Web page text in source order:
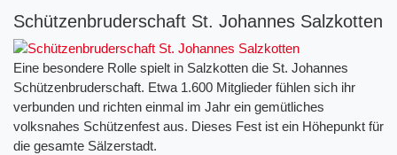
Schützenbruderschaft St. Johannes Salzkotten
Eine besondere Rolle spielt in Salzkotten die St. Johannes
Schützenbruderschaft. Etwa 1.600 Mitglieder fühlen sich ihr
verbunden und richten einmal im Jahr ein gemütliches
volksnahes Schützenfest aus. Dieses Fest ist ein Höhepunkt für
die gesamte Sälzerstadt.